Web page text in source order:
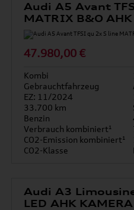
Audi A5 Avant
MATRIX B&O
47.980,00 €
Kombi
Gebrauchtfahrzeug
EZ: 11/2024
33.700 km
Benzin
Verbrauch kombiniert¹
CO2-Emission kombiniert¹
CO2-Klasse
Audi A3
LED AHK